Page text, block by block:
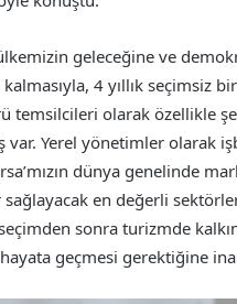
geleceğine ve
4 yıllık seçimsiz
temsilcileri olarak özellikle
var. Yerel yönetimler olarak
dünya genelinde
en değerli
sonra turizmde
geçmesi gerektiğine